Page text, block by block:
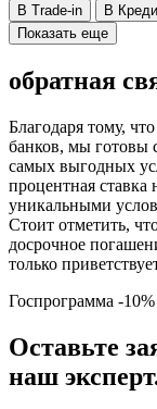
В Trade-in
В
Показать еще
обратная
Благодаря тому,
банков, мы готовы
самых выгодных
процентная ставка
уникальными
Стоит отметить,
досрочное
только
Госпрограмма -10%
Оставьте
наш